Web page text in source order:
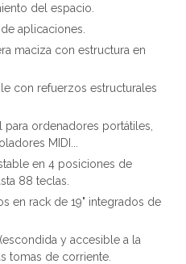
del espacio.
aplicaciones.
maciza con estructura en
con refuerzos estructurales
ordenadores portátiles,
MIDI...
en 4 posiciones de
88 teclas.
en rack de 19" integrados de
y accesible a la
tomas de corriente.